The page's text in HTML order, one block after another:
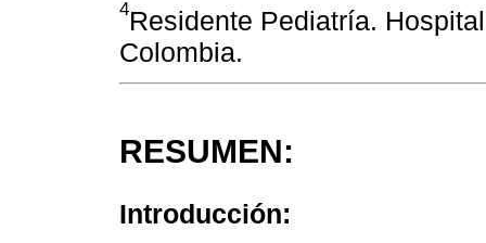
4Residente Pediatría.
Colombia.
RESUMEN:
Introducción: